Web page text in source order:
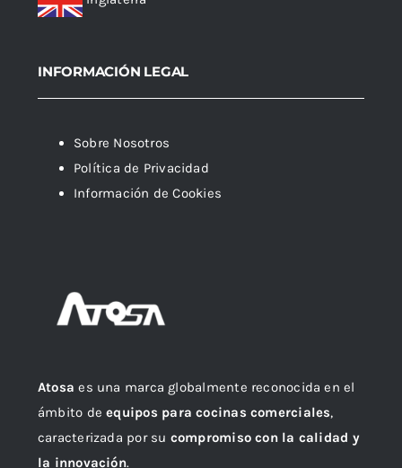
Atosa es una marca globalmente reconocida en el
ámbito deequipos para cocinas comerciales,
caracterizada por su compromiso con la calidad y
la innovación.
INFORMACIÓN LEGAL
Sobre Nosotros
Política de Privacidad
Información de Cookies